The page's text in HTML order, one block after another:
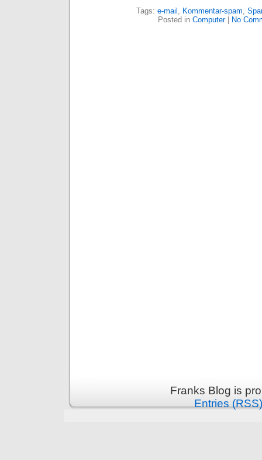
Tags: e-mail , Kommentar-spam,
Posted in Computer| No
Franks Blog is
Entries (RSS)